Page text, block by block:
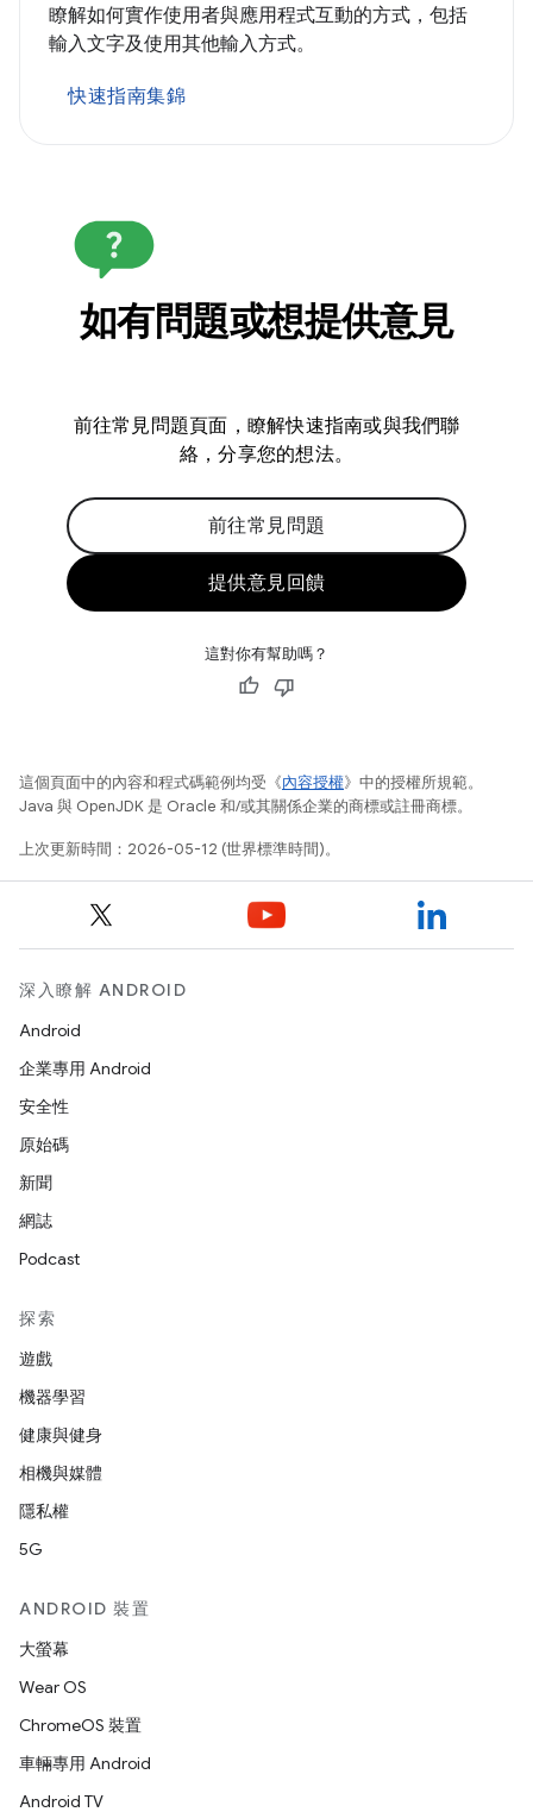
瞭解如何實作使用者與應用程式互動的方式，包括
輸入文字及使用其他輸入方式。
快速指南集錦
如有問題或想提供意見
前往常見問題頁面，瞭解快速指南或與我們聯
絡，分享您的想法。
前往常見問題
提供意見回饋
這對你有幫助嗎？
這個頁面中的內容和程式碼範例均受《內容授權》中的授權所規範。
Java 與 OpenJDK 是 Oracle 和/或其關係企業的商標或註冊商標。
上次更新時間：2026-05-12 (世界標準時間)。
深入瞭解 ANDROID
Android
企業專用 Android
安全性
原始碼
新聞
網誌
Podcast
探索
遊戲
機器學習
健康與健身
相機與媒體
隱私權
5G
ANDROID 裝置
大螢幕
Wear OS
ChromeOS 裝置
車輛專用 Android
Android TV